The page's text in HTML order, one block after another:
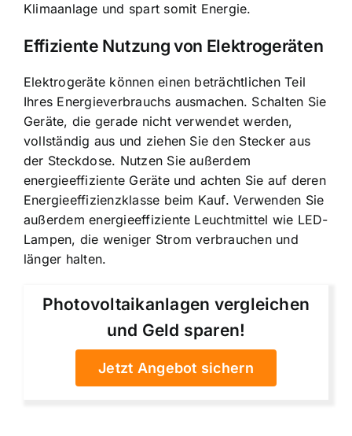
Klimaanlage und spart somit Energie.
Effiziente Nutzung von Elektrogeräten
Elektrogeräte können einen beträchtlichen Teil
Ihres Energieverbrauchs ausmachen. Schalten Sie
Geräte, die gerade nicht verwendet werden,
vollständig aus und ziehen Sie den Stecker aus
der Steckdose. Nutzen Sie außerdem
energieeffiziente Geräte und achten Sie auf deren
Energieeffizienzklasse beim Kauf. Verwenden Sie
außerdem energieeffiziente Leuchtmittel wie LED-
Lampen, die weniger Strom verbrauchen und
länger halten.
Photovoltaikanlagen vergleichen
und Geld sparen!
Jetzt Angebot sichern